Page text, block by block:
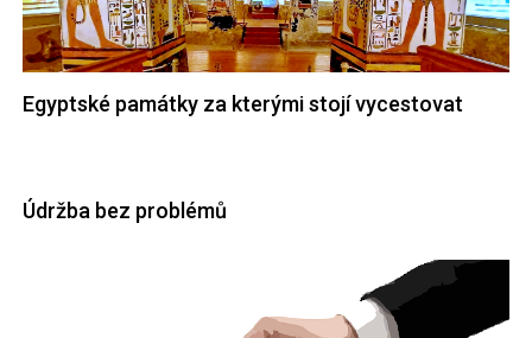
Egyptské památky za kterými stojí vycestovat
Údržba bez problémů